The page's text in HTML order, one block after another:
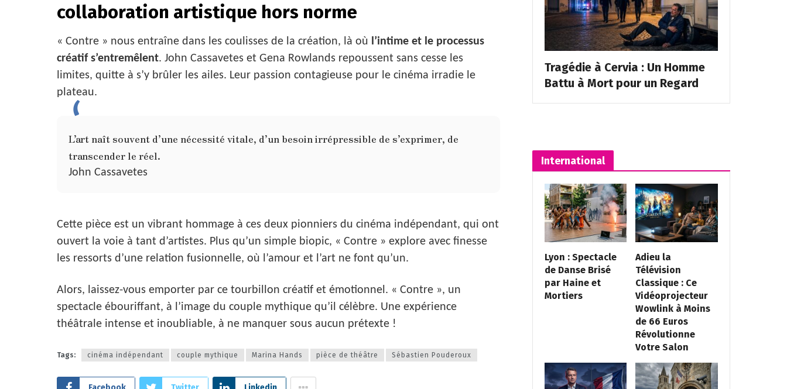
collaboration artistique hors norme
« Contre » nous entraîne dans les coulisses de la création, là où l’intime et le processus
créatif s’entremêlent. John Cassavetes et Gena Rowlands repoussent sans cesse les
limites, quitte à s’y brûler les ailes. Leur passion contagieuse pour le cinéma irradie le
plateau.
L’art naît souvent d’une nécessité vitale, d’un besoin irrépressible de s’exprimer, de
transcender le réel.
John Cassavetes
Cette pièce est un vibrant hommage à ces deux pionniers du cinéma indépendant, qui ont
ouvert la voie à tant d’artistes. Plus qu’un simple biopic, « Contre » explore avec finesse
les ressorts d’une relation fusionnelle, où l’amour et l’art ne font qu’un.
Alors, laissez-vous emporter par ce tourbillon créatif et émotionnel. « Contre », un
spectacle ébouriffant, à l’image du couple mythique qu’il célèbre. Une expérience
théâtrale intense et inoubliable, à ne manquer sous aucun prétexte !
Tags: cinéma indépendant couple mythique Marina Hands pièce de théâtre Sébastien Pouderoux
Tragédie à Cervia : Un Homme
Battu à Mort pour un Regard
International
Lyon : Spectacle
de Danse Brisé
par Haine et
Mortiers
Adieu la
Télévision
Classique : Ce
Vidéoprojecteur
Wowlink à Moins
de 66 Euros
Révolutionne
Votre Salon